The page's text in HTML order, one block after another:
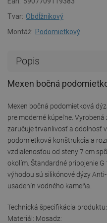
Tvar: Obdĺžnikový
Montáž: Podomietkový
Popis
Mexen bočná
Mexen bočná podomietková
pre moderné kúpeľne.
zaručuje trvanlivosť a odolnosť
podomietková konštrukcia a
vzdialenosťou od steny 7 cm
okolím. Štandardné pripojenie
výhodou sú silikónové dýzy
usadenín vodného kameňa.
Technická špecifikácia produktu:
Materiál: Mosadz: